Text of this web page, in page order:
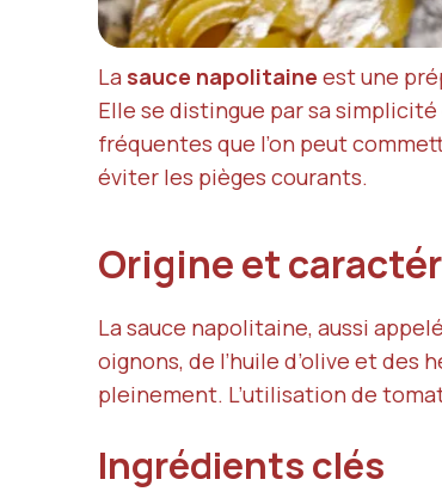
La sauce napolitaine est une
Elle se distingue par sa
fréquentes que l’on peut
éviter les pièges courants.
Origine et
La sauce napolitaine, aussi
oignons, de l’huile d’olive et
pleinement. L’utilisation de
Ingrédients clés